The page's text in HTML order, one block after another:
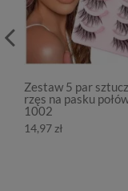
Zestaw 5 par
rzęs na pasku
1002
14,97 zł